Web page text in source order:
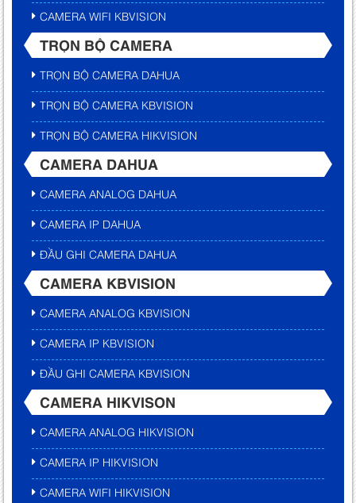
CAMERA WIFI KBVISION
TRỌN BỘ CAMERA
TRỌN BỘ CAMERA DAHUA
TRỌN BỘ CAMERA KBVISION
TRỌN BỘ CAMERA HIKVISION
CAMERA DAHUA
CAMERA ANALOG DAHUA
CAMERA IP DAHUA
ĐẦU GHI CAMERA DAHUA
CAMERA KBVISION
CAMERA ANALOG KBVISION
CAMERA IP KBVISION
ĐẦU GHI CAMERA KBVISION
CAMERA HIKVISON
CAMERA ANALOG HIKVISION
CAMERA IP HIKVISION
CAMERA WIFI HIKVISION